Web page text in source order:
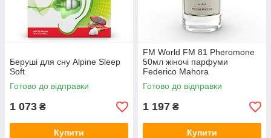
Беруші для сну Alpine Sleep
Soft
Готово до відправки
1 073 ₴
Купити
FM World FM 81 Pheromone
50мл жіночі парфуми
Federico Mahora
Готово до відправки
1 197 ₴
Купити